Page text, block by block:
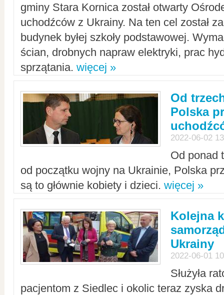
gminy Stara Kornica został otwarty
uchodźców z Ukrainy. Na ten cel został
budynek byłej szkoły podstawowej.
ścian, drobnych napraw elektryki, prac
sprzątania. więcej »
Od
Polska
2022-06-02
Od ponad
od początku wojny na Ukrainie, Polska
są to głównie kobiety i dzieci. więcej »
Kolejna
Ukrainy
2022-06-01
Służyła
pacjentom z Siedlec i okolic teraz zyska